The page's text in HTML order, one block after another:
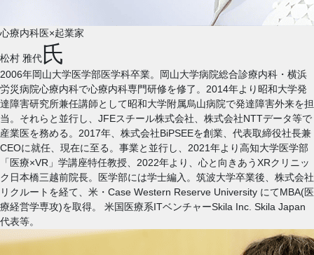
心療内科医×起業家
松村 雅代氏
2006年岡山大学医学部医学科卒業。岡山大学病院総合診療内科・横浜
労災病院心療内科で心療内科専門研修を修了。2014年より昭和大学発
達障害研究所兼任講師として昭和大学附属烏山病院で発達障害外来を担
当。それらと並行し、JFEスチール株式会社、株式会社NTTデータ等で
産業医を務める。2017年、株式会社BiPSEEを創業、代表取締役社長兼
CEOに就任、現在に至る。事業と並行し、2021年より高知大学医学部
「医療×VR」学講座特任教授、2022年より、心と向きあうXRクリニッ
ク日本橋三越前院長。医学部には学士編入。筑波大学卒業後、株式会社
リクルートを経て、米・Case Western Reserve University にてMBA(医
療経営学専攻)を取得。 米国医療系ITベンチャーSkila Inc. Skila Japan
代表等。